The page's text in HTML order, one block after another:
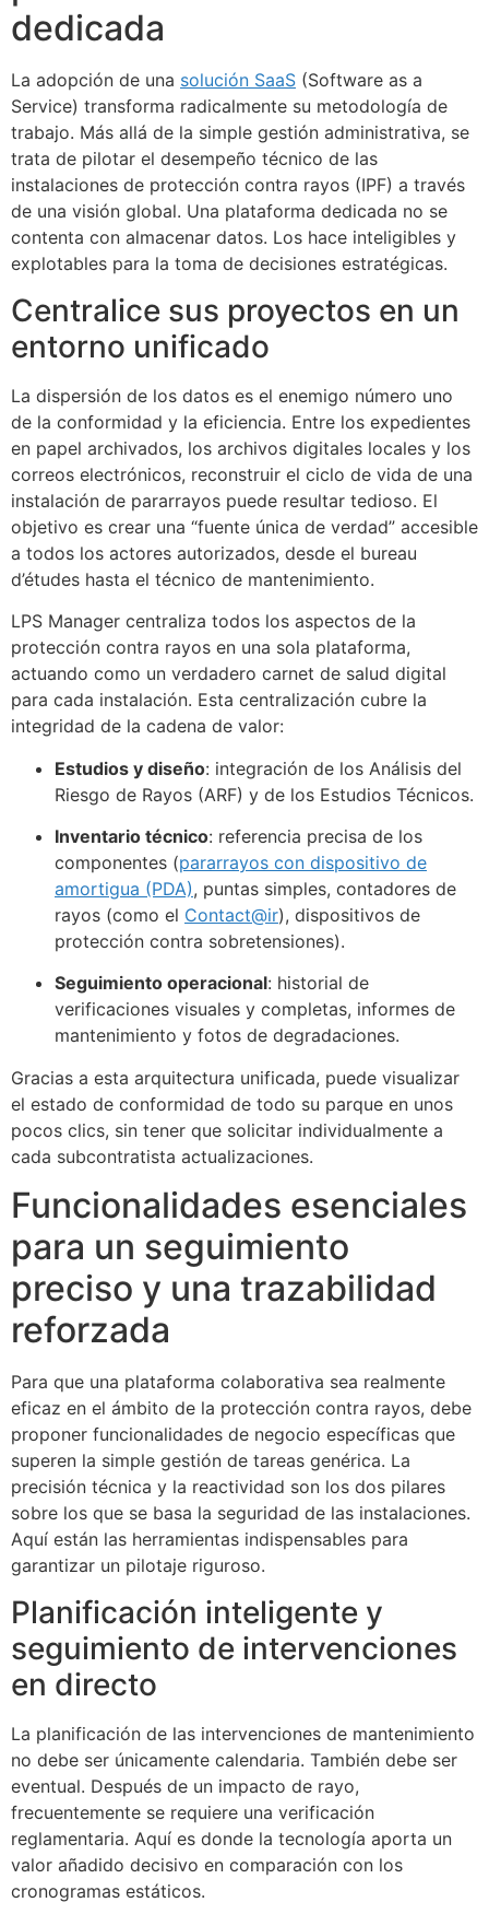
dedicada
La adopción de una solución SaaS (Software as a
Service) transforma radicalmente su metodología de
trabajo. Más allá de la simple gestión administrativa, se
trata de pilotar el desempeño técnico de las
instalaciones de protección contra rayos (IPF) a través
de una visión global. Una plataforma dedicada no se
contenta con almacenar datos. Los hace inteligibles y
explotables para la toma de decisiones estratégicas.
Centralice sus proyectos en un
entorno unificado
La dispersión de los datos es el enemigo número uno
de la conformidad y la eficiencia. Entre los expedientes
en papel archivados, los archivos digitales locales y los
correos electrónicos, reconstruir el ciclo de vida de una
instalación de pararrayos puede resultar tedioso. El
objetivo es crear una “fuente única de verdad” accesible
a todos los actores autorizados, desde el bureau
d’études hasta el técnico de mantenimiento.
LPS Manager centraliza todos los aspectos de la
protección contra rayos en una sola plataforma,
actuando como un verdadero carnet de salud digital
para cada instalación. Esta centralización cubre la
integridad de la cadena de valor:
Estudios y diseño: integración de los Análisis del
Riesgo de Rayos (ARF) y de los Estudios Técnicos.
Inventario técnico: referencia precisa de los
componentes (pararrayos con dispositivo de
amortigua (PDA), puntas simples, contadores de
rayos (como el Contact@ir), dispositivos de
protección contra sobretensiones).
Seguimiento operacional: historial de
verificaciones visuales y completas, informes de
mantenimiento y fotos de degradaciones.
Gracias a esta arquitectura unificada, puede visualizar
el estado de conformidad de todo su parque en unos
pocos clics, sin tener que solicitar individualmente a
cada subcontratista actualizaciones.
Funcionalidades esenciales
para un seguimiento
preciso y una trazabilidad
reforzada
Para que una plataforma colaborativa sea realmente
eficaz en el ámbito de la protección contra rayos, debe
proponer funcionalidades de negocio específicas que
superen la simple gestión de tareas genérica. La
precisión técnica y la reactividad son los dos pilares
sobre los que se basa la seguridad de las instalaciones.
Aquí están las herramientas indispensables para
garantizar un pilotaje riguroso.
Planificación inteligente y
seguimiento de intervenciones
en directo
La planificación de las intervenciones de mantenimiento
no debe ser únicamente calendaria. También debe ser
eventual. Después de un impacto de rayo,
frecuentemente se requiere una verificación
reglamentaria. Aquí es donde la tecnología aporta un
valor añadido decisivo en comparación con los
cronogramas estáticos.